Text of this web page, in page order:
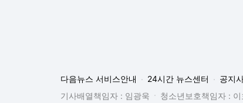
다음뉴스 서비스안내 24시간 뉴스센터 공지
기사배열책임자 : 임광욱
청소년보호책임자 : 이